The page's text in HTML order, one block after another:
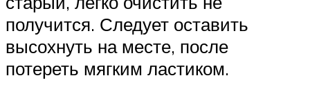
получится. Следует оставить
высохнуть на месте, после
потереть мягким ластиком.